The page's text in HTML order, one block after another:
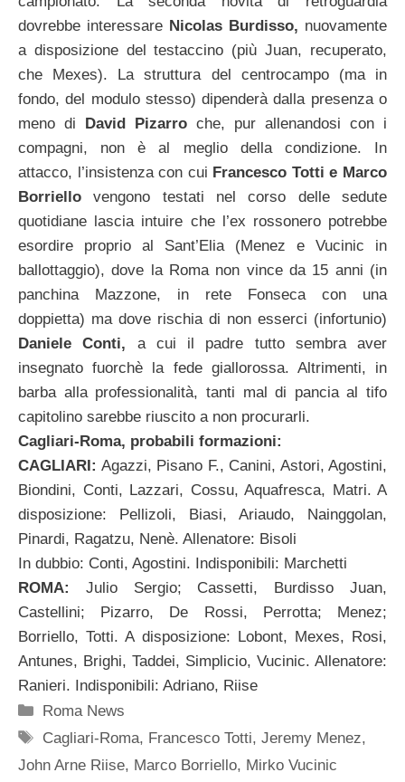
dovrebbe interessare Nicolas Burdisso, nuovamente
a disposizione del testaccino (più Juan, recuperato,
che Mexes). La struttura del centrocampo (ma in
fondo, del modulo stesso) dipenderà dalla presenza o
meno di David Pizarro che, pur allenandosi con i
compagni, non è al meglio della condizione. In
attacco, l’insistenza con cui Francesco Totti e Marco
Borriellovengono testati nel corso delle sedute
quotidiane lascia intuire che l’ex rossonero potrebbe
esordire proprio al Sant’Elia (Menez e Vucinic in
ballottaggio), dove la Roma non vince da 15 anni (in
panchina Mazzone, in rete Fonseca con una
doppietta) ma dove rischia di non esserci (infortunio)
Daniele Conti, a cui il padre tutto sembra aver
insegnato fuorchè la fede giallorossa. Altrimenti, in
barba alla professionalità, tanti mal di pancia al tifo
capitolino sarebbe riuscito a non procurarli.
Cagliari-Roma, probabili formazioni:
CAGLIARI: Agazzi, Pisano F., Canini, Astori, Agostini,
Biondini, Conti, Lazzari, Cossu, Aquafresca, Matri. A
disposizione: Pellizoli, Biasi, Ariaudo, Nainggolan,
Pinardi, Ragatzu, Nenè. Allenatore: Bisoli
In dubbio: Conti, Agostini. Indisponibili: Marchetti
ROMA:
Julio Sergio; Cassetti, Burdisso Juan,
Castellini; Pizarro, De Rossi, Perrotta; Menez;
Borriello, Totti. A disposizione: Lobont, Mexes, Rosi,
Antunes, Brighi, Taddei, Simplicio, Vucinic. Allenatore:
Ranieri. Indisponibili: Adriano, Riise
Categorie
Roma News
Tag
Cagliari-Roma, Francesco Totti,Jeremy Menez,
John Arne Riise, Marco Borriello, Mirko Vucinic